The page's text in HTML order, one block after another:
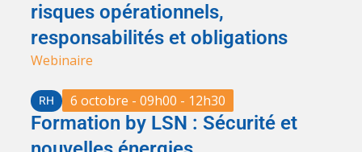
risques opérationnels,
responsabilités et obligations
Webinaire
RH 6 octobre - 09h00 - 12h30
Formation by LSN : Sécurité et